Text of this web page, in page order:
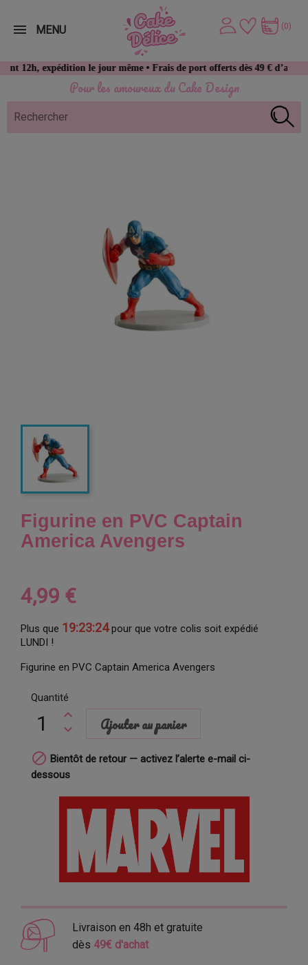
Pour les amoureux du Cake Design
expédition le jour même • Frais de port offerts dès 49 € d’achat
(0)
MENU
Figurine en PVC Captain
America Avengers
4,99 €
Plus que 19:23:23pour que votre colis soit expédié
LUNDI !
Figurine en PVC Captain America Avengers
Quantité
Ajouter au panier
 Bientôt de retour — activez l’alerte e-mail ci-
dessous
Livraison en 48h et gratuite
dès 49€ d'achat